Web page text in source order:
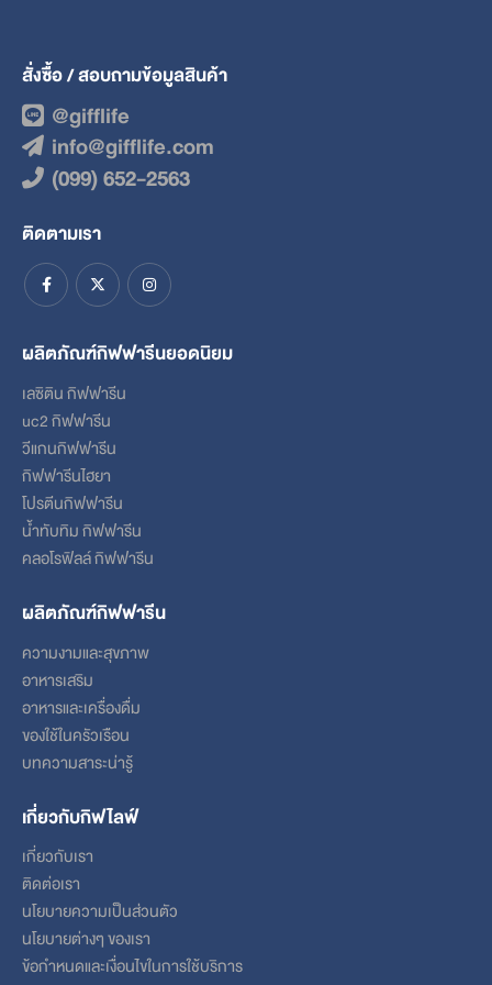
สั่งซื้อ / สอบถามข้อมูลสินค้า
@gifflife
info@gifflife.com
(099) 652-2563
ติดตามเรา
ผลิตภัณฑ์กิฟฟารีนยอดนิยม
เลซิติน กิฟฟารีน
uc2 กิฟฟารีน
วีแกนกิฟฟารีน
กิฟฟารีนไฮยา
โปรตีนกิฟฟารีน
น้ำทับทิม กิฟฟารีน
คลอโรฟิลล์ กิฟฟารีน
ผลิตภัณฑ์กิฟฟารีน
ความงามและสุขภาพ
อาหารเสริม
อาหารและเครื่องดื่ม
ของใช้ในครัวเรือน
บทความสาระน่ารู้
เกี่ยวกับกิฟไลฟ์
เกี่ยวกับเรา
ติดต่อเรา
นโยบายความเป็นส่วนตัว
นโยบายต่างๆ ของเรา
ข้อกําหนดและเงื่อนไขในการใช้บริการ